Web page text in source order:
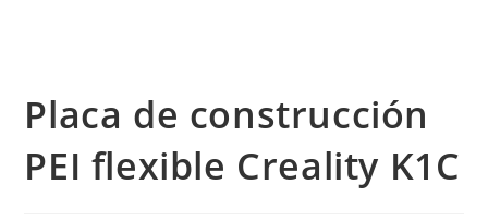
Placa de construcción
PEI flexible Creality K1C